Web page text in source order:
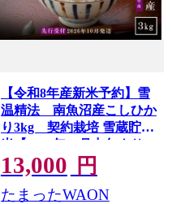
【令和8年産新米予約】雪
温精法 南魚沼産こしひか
り3kg 契約栽培 雪蔵貯蔵
米【2026年10月中旬より1
か月以内に発送】
13,000 円
たまったWAON